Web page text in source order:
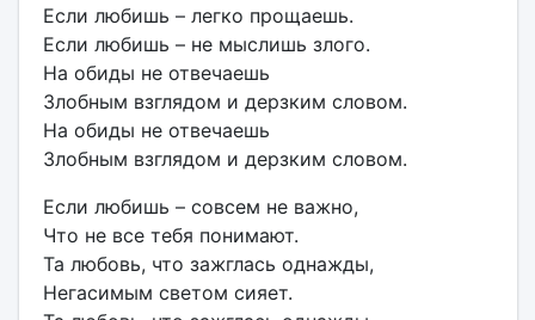
Если любишь – легко прощаешь.
Если любишь – не мыслишь злого.
На обиды не отвечаешь
Злобным взглядом и дерзким словом.
На обиды не отвечаешь
Злобным взглядом и дерзким словом.
Если любишь – совсем не важно,
Что не все тебя понимают.
Та любовь, что зажглась однажды,
Негасимым светом сияет.